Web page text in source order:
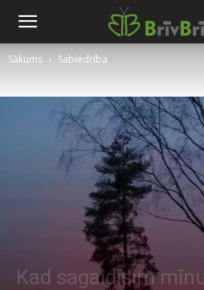
Sākums Sabiedrība
Kad sagaidīsim